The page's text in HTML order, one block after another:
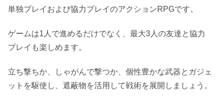
単独プレイおよび協力プレイのアクションRPGです。
ゲームは1人で進めるだけでなく、最大3人の友達と協力
プレイも楽しめます。
立ち撃ちか、しゃがんで撃つか、個性豊かな武器とガジェ
ットを駆使し、遮蔽物を活用して戦術を展開しましょう。